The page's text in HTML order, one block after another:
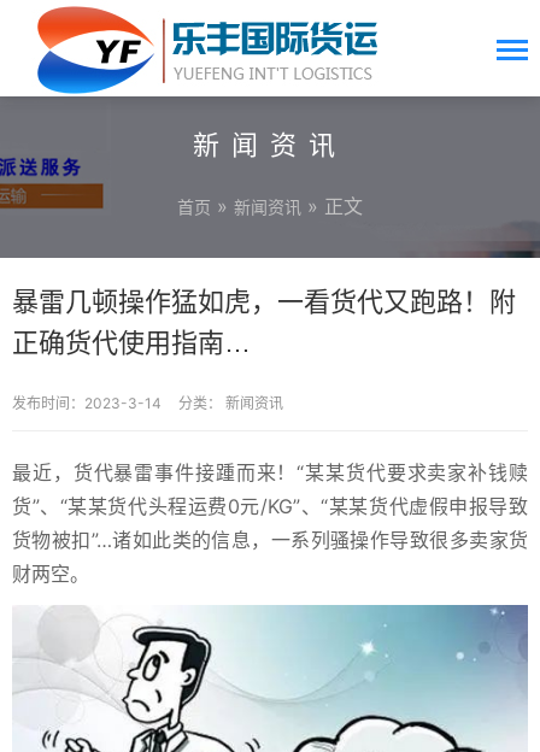
新闻资讯
首页 » 新闻资讯 » 正文
暴雷几顿操作猛如虎，一看货代又跑路！附
正确货代使用指南…
发布时间：2023-3-14 分类： 新闻资讯
最近，货代暴雷事件接踵而来！“某某货代要求卖家补钱赎
货”、“某某货代头程运费0元/KG”、“某某货代虚假申报导致
货物被扣”…诸如此类的信息，一系列骚操作导致很多卖家货
财两空。